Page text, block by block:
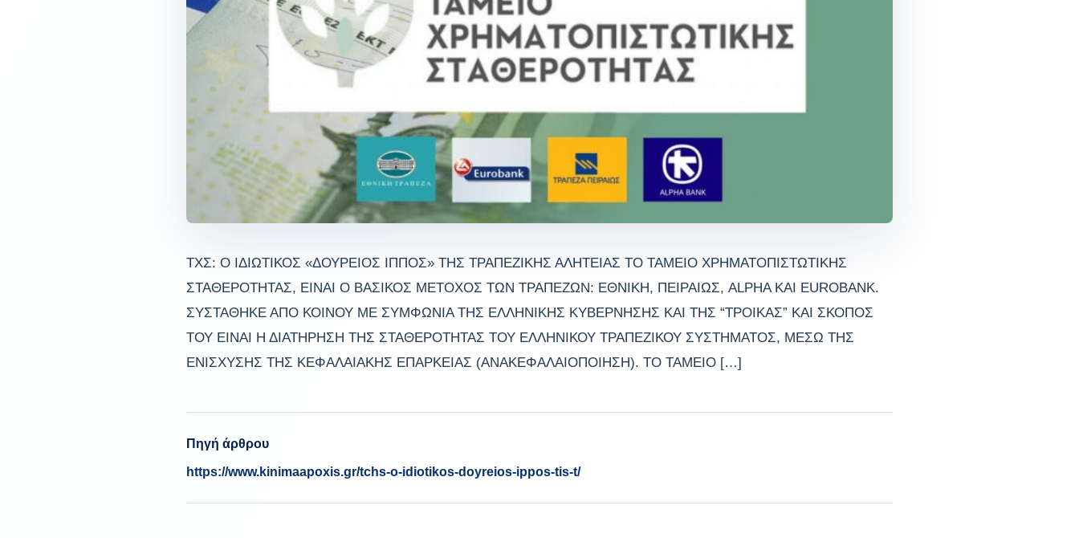
ΤΧΣ: Ο ΙΔΙΩΤΙΚΟΣ «ΔΟΥΡΕΙΟΣ ΙΠΠΟΣ» ΤΗΣ ΤΡΑΠΕΖΙΚΗΣ ΑΛΗΤΕΙΑΣ ΤΟ ΤΑΜΕΙΟ ΧΡΗΜΑΤΟΠΙΣΤΩΤΙΚΗΣ
ΣΤΑΘΕΡΟΤΗΤΑΣ, ΕΙΝΑΙ Ο ΒΑΣΙΚΟΣ ΜΕΤΟΧΟΣ ΤΩΝ ΤΡΑΠΕΖΩΝ: EΘΝΙΚΗ, ΠΕΙΡΑΙΩΣ, ALPHA ΚΑΙ EUROBANK.
ΣΥΣΤΑΘΗΚΕ ΑΠΟ ΚΟΙΝΟΥ ΜΕ ΣΥΜΦΩΝΙΑ ΤΗΣ ΕΛΛΗΝΙΚΗΣ ΚΥΒΕΡΝΗΣΗΣ ΚΑΙ ΤΗΣ “ΤΡΟΙΚΑΣ” ΚΑΙ ΣΚΟΠΟΣ
ΤΟΥ ΕΙΝΑΙ Η ΔΙΑΤΗΡΗΣΗ ΤΗΣ ΣΤΑΘΕΡΟΤΗΤΑΣ ΤΟΥ ΕΛΛΗΝΙΚΟΥ ΤΡΑΠΕΖΙΚΟΥ ΣΥΣΤΗΜΑΤΟΣ, ΜΕΣΩ ΤΗΣ
ΕΝΙΣΧΥΣΗΣ ΤΗΣ ΚΕΦΑΛΑΙΑΚΗΣ ΕΠΑΡΚΕΙΑΣ (ΑΝΑΚΕΦΑΛΑΙΟΠΟΙΗΣΗ). ΤΟ ΤΑΜΕΙΟ […]
Πηγή άρθρου
https://www.kinimaapoxis.gr/tchs-o-idiotikos-doyreios-ippos-tis-t/